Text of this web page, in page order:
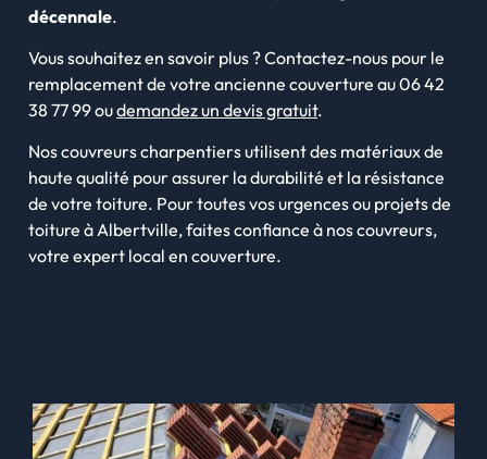
décennale.
Vous souhaitez en savoir plus ? Contactez-nous pour le
remplacement de votre ancienne couverture au 06 42
38 77 99 oudemandez un devis gratuit.
Nos couvreurs charpentiers utilisent des matériaux de
haute qualité pour assurer la durabilité et la résistance
de votre toiture. Pour toutes vos urgences ou projets de
toiture à Albertville, faites confiance à nos couvreurs,
votre expert local en couverture.